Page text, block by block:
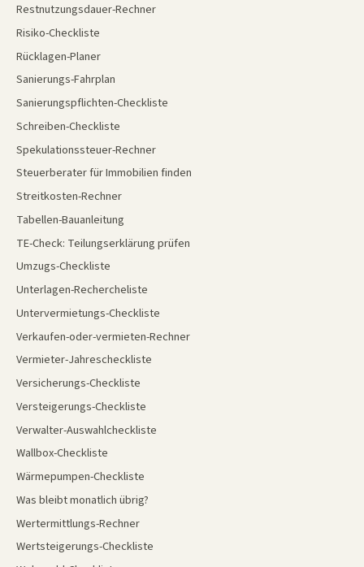
Restnutzungsdauer-Rechner
Risiko-Checkliste
Rücklagen-Planer
Sanierungs-Fahrplan
Sanierungspflichten-Checkliste
Schreiben-Checkliste
Spekulationssteuer-Rechner
Steuerberater für Immobilien finden
Streitkosten-Rechner
Tabellen-Bauanleitung
TE-Check: Teilungserklärung prüfen
Umzugs-Checkliste
Unterlagen-Rechercheliste
Untervermietungs-Checkliste
Verkaufen-oder-vermieten-Rechner
Vermieter-Jahrescheckliste
Versicherungs-Checkliste
Versteigerungs-Checkliste
Verwalter-Auswahlcheckliste
Wallbox-Checkliste
Wärmepumpen-Checkliste
Was bleibt monatlich übrig?
Wertermittlungs-Rechner
Wertsteigerungs-Checkliste